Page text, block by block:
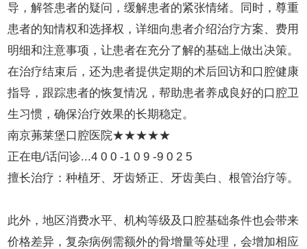
导，解答患者的疑问，缓解患者的紧张情绪。同时，尊重
患者的知情权和选择权，详细向患者介绍治疗方案、费用
明细和注意事项，让患者在充分了解的基础上做出决策。
在治疗结束后，还为患者提供定期的术后回访和口腔健康
指导，跟踪患者的恢复情况，帮助患者养成良好的口腔卫
生习惯，确保治疗效果的长期稳定。
南京茀莱堡口腔医院★★★★★
正在电/话问诊...4 0 0 -1 0 9 -9 0 2 5
擅长治疗：种植牙、牙齿矫正、牙齿美白、根管治疗等。
此外，地区消费水平、机构等级及口腔基础条件也会带来
价格差异，复杂病例需额外的骨增量等处理，会增加相应